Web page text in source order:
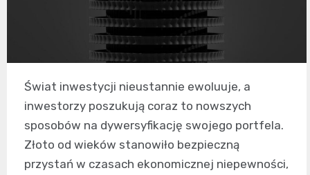
Świat inwestycji nieustannie ewoluuje, a
inwestorzy poszukują coraz to nowszych
sposobów na dywersyfikację swojego portfela.
Złoto od wieków stanowiło bezpieczną
przystań w czasach ekonomicznej niepewności,